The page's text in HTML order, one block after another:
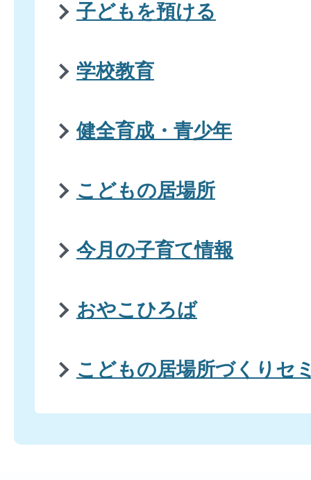
子どもを預ける
学校教育
健全育成・青少年
こどもの居場所
今月の子育て情報
おやこひろば
こどもの居場所づくりセ